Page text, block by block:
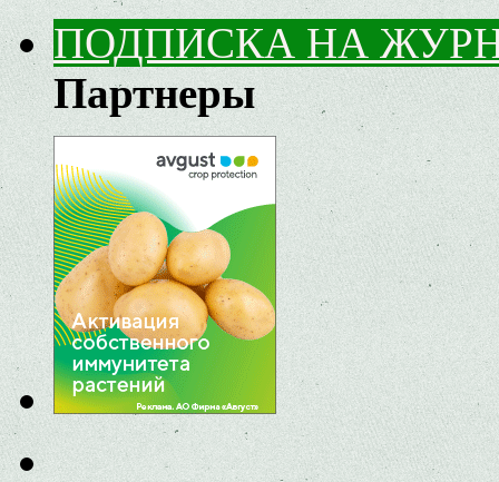
ПОДПИСКА НА
Партнеры